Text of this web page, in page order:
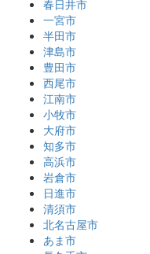
春日井市
一宮市
半田市
津島市
豊田市
西尾市
江南市
小牧市
大府市
知多市
高浜市
岩倉市
日進市
清須市
北名古屋市
あま市